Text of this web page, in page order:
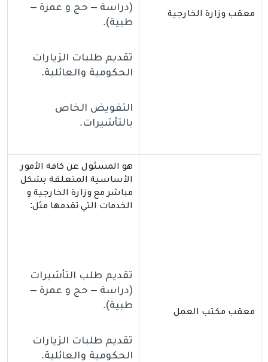
معقب وزارة الخارجية
(دراسة – حج و عمرة –
طبية).
تقديم طلبات الزيارات
الحكومية والعائلية.
التفويض الخاص
بالتأشيرات.
معقب مكتب العمل
هو المسئول عن كافة الأمور
الأساسية المتعلقة بشكل
مباشر مع وزارة الخارجية و
الخدمات التي تقدمها مثل:
تقديم طلب التأشيرات
(دراسة – حج و عمرة –
طبية).
تقديم طلبات الزيارات
الحكومية والعائلية.